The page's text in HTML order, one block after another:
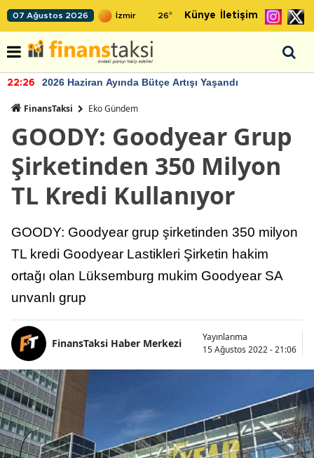
07 Ağustos 2026 26° Künye İletişim
22:26 2026 Haziran Ayında Bütçe Artışı Yaşandı
FinansTaksi Eko Gündem
GOODY: Goodyear Grup
Şirketinden 350 Milyon
TL Kredi Kullanıyor
GOODY: Goodyear grup şirketinden 350 milyon
TL kredi Goodyear Lastikleri Şirketin hakim
ortağı olan Lüksemburg mukim Goodyear SA
unvanlı grup
FinansTaksi Haber Merkezi
Yayınlanma
15 Ağustos 2022 - 21:06